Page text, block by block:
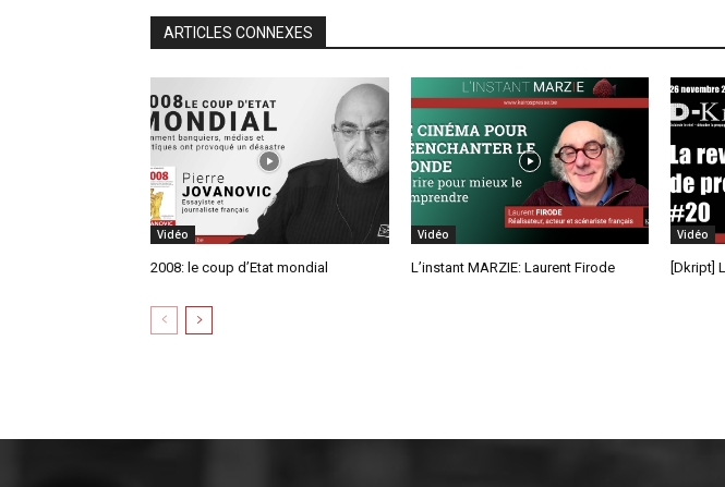
ARTICLES CONNEXES
Vidéo
2008: le coup d’Etat mondial
Vidéo
L’instant MARZIE: Laurent Firode
Vidéo
[Dkript]